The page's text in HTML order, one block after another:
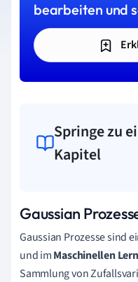
bearbeiten und
Springe zu
Kapitel
Gaussian
Gaussian Prozesse sind
und imMaschinellen
Sammlung von